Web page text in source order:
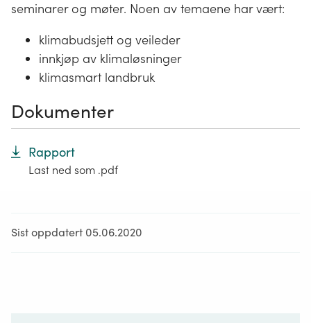
seminarer og møter. Noen av temaene har vært:
klimabudsjett og veileder
innkjøp av klimaløsninger
klimasmart landbruk
Dokumenter
Rapport
Last ned som .pdf
Sist oppdatert 05.06.2020